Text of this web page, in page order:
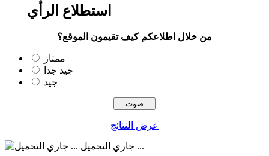
استطلاع الرأي
من خلال اطلاعكم كيف تقيمون الموقع؟
ممتاز
جيد جدا
جيد
عرض النتائج
جاري التحميل ...